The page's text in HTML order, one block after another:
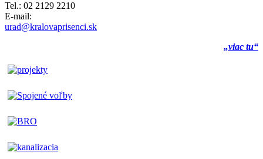
Tel.: 02 2129 2210
E-mail:
urad@kralovaprisenci.sk
„viac tu“